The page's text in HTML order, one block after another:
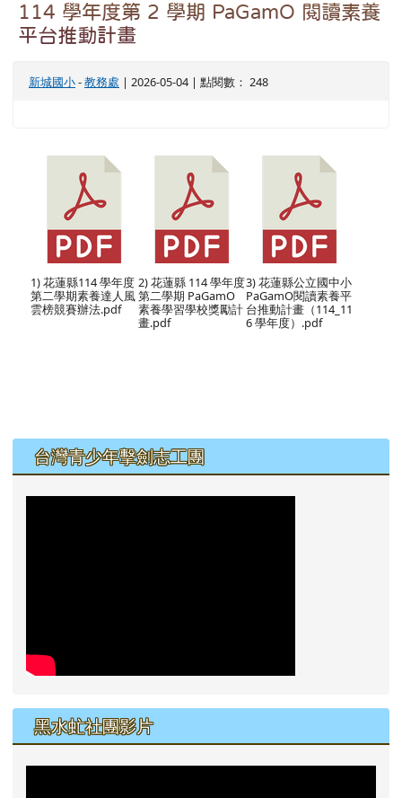
114 學年度第 2 學期 PaGamO 閱讀素養
平台推動計畫
新城國小-教務處 | 2026-05-04 | 點閱數： 248
1) 花蓮縣114 學年度
第二學期素養達人風
雲榜競賽辦法.pdf
2) 花蓮縣 114 學年度
第二學期 PaGamO
素養學習學校獎勵計
畫.pdf
3) 花蓮縣公立國中小
PaGamO閱讀素養平
台推動計畫（114_11
6 學年度）.pdf
左邊區域內容
台灣青少年擊劍志工團
黑水虻社團影片